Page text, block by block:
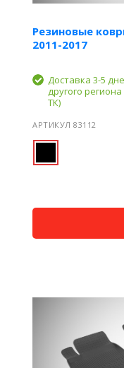
Резиновые
2011-2017
Доставка 3-5
другого
ТК)
АРТИКУЛ 83112